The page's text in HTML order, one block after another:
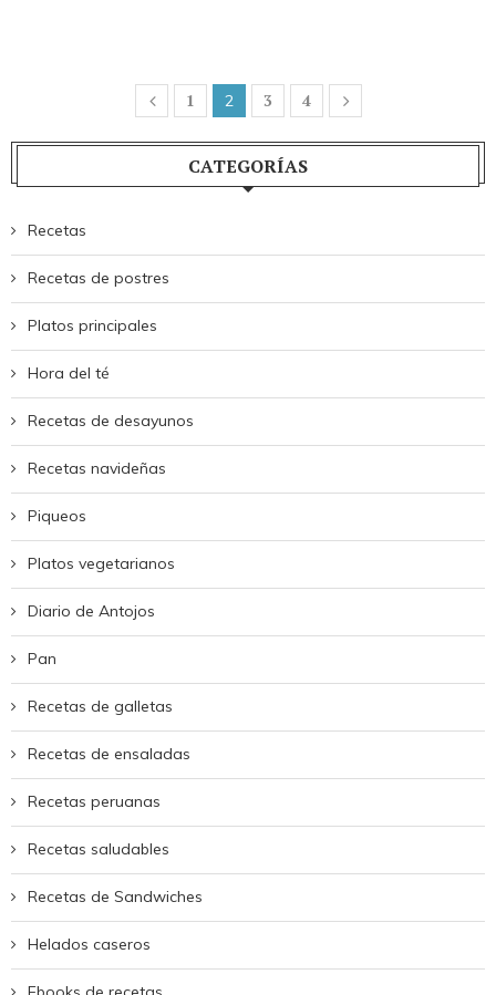
1 2 3 4
CATEGORÍAS
Recetas
Recetas de postres
Platos principales
Hora del té
Recetas de desayunos
Recetas navideñas
Piqueos
Platos vegetarianos
Diario de Antojos
Pan
Recetas de galletas
Recetas de ensaladas
Recetas peruanas
Recetas saludables
Recetas de Sandwiches
Helados caseros